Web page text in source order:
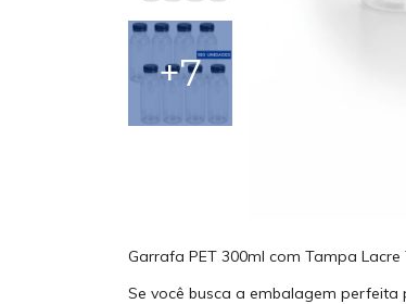
+7
Garrafa PET 300ml com Tampa
Se você busca a embalagem perfeita